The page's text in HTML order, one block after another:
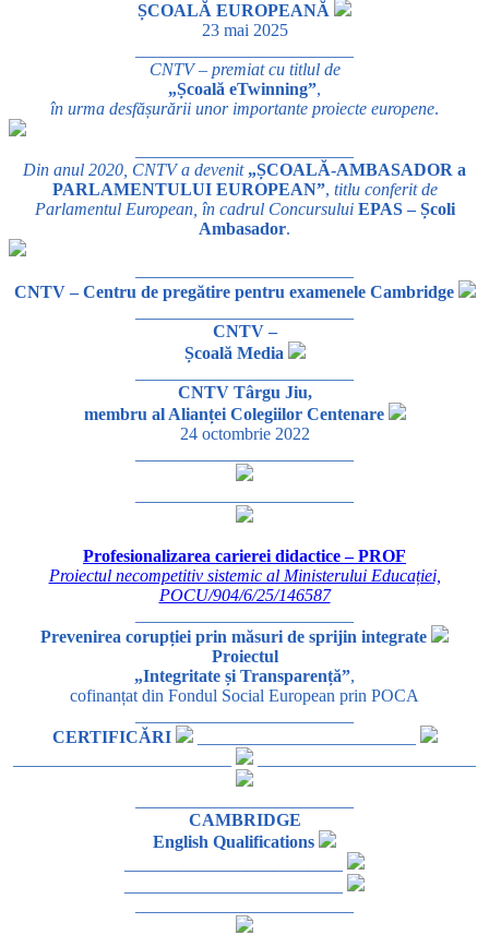
ȘCOALĂ EUROPEANĂ
23 mai 2025
CNTV – premiat cu titlul de
„Școală eTwinning”,
în urma desfășurării unor importante proiecte europene.
Din anul 2020, CNTV a devenit „ȘCOALĂ-AMBASADOR a
PARLAMENTULUI EUROPEAN”, titlu conferit de
Parlamentul European, în cadrul Concursului EPAS – Școli
Ambasador.
CNTV – Centru de pregătire pentru examenele Cambridge
CNTV –
Școală Media
CNTV Târgu Jiu,
membru al Alianței Colegiilor Centenare
24 octombrie 2022
Profesionalizarea carierei didactice – PROF
Proiectul necompetitiv sistemic al Ministerului Educației,
POCU/904/6/25/146587
Prevenirea corupției prin măsuri de sprijin integrate
Proiectul
„Integritate și Transparență”,
cofinanțat din Fondul Social European prin POCA
CERTIFICĂRI
_________________________
CAMBRIDGE
English Qualifications